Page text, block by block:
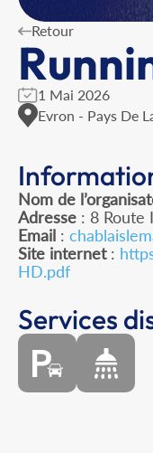
Retour
1 Mai 2026
Evron - Pays De
Nom de
Adresse : 8 Route
Email :
Site internet:
HD.pdf
Services